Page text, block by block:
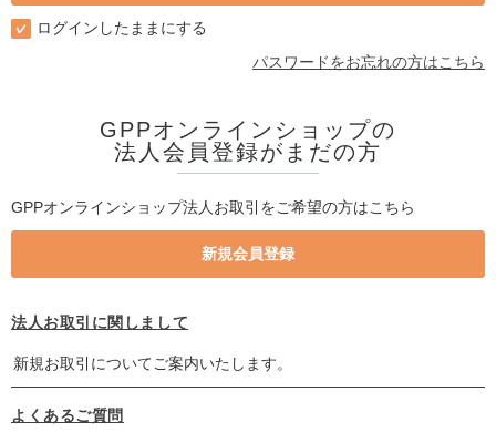
ログインしたままにする
パスワードをお忘れの方はこちら
GPPオンラインショップの
法人会員登録がまだの方
GPPオンラインショップ法人お取引をご希望の方はこちら
法人お取引に関しまして
新規お取引についてご案内いたします。
よくあるご質問